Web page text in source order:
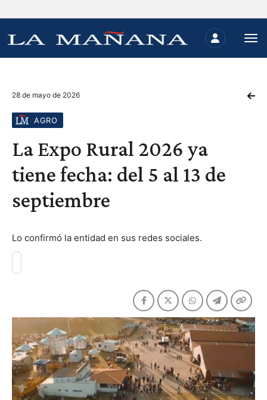
28 de mayo de 2026
AGRO
La Expo Rural 2026 ya
tiene fecha: del 5 al 13 de
septiembre
Lo confirmó la entidad en sus redes sociales.